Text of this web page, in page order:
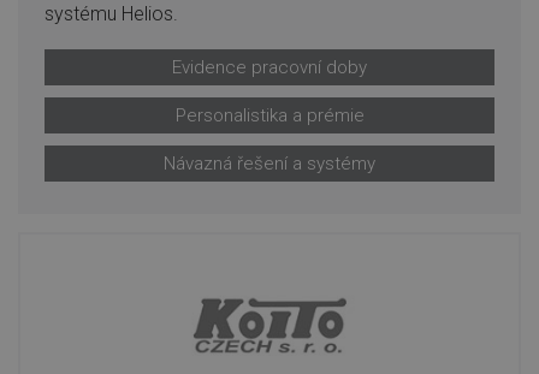
systému Helios.
Evidence pracovní doby
Personalistika a prémie
Návazná řešení a systémy